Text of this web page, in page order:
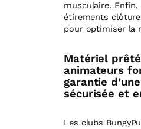
musculaire. Enfin,
étirements
pour optimiser la
Matériel
animateurs
garantie
sécurisée et
Les clubs